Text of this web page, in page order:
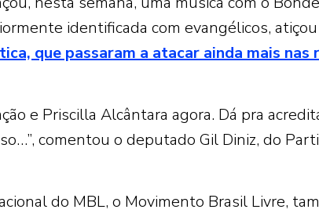
identificada com evangélicos, atiçou
que passaram a atacar ainda mais nas
e Priscilla Alcântara agora. Dá pra
comentou o deputado Gil Diniz, do
do MBL, o Movimento Brasil Livre,